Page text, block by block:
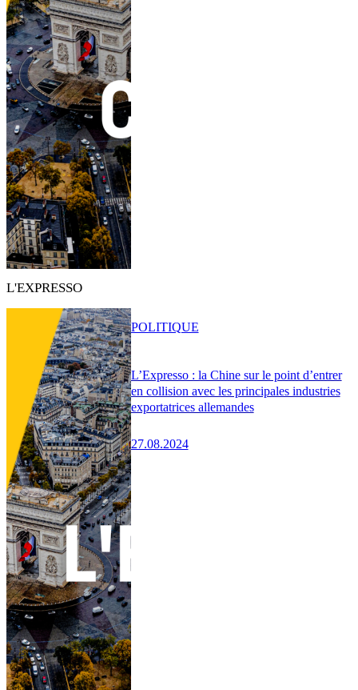
L'EXPRESSO
L’Expresso : la Chine sur le point d’entrer
en collision avec les principales industries
exportatrices allemandes
27.08.2024
POLITIQUE